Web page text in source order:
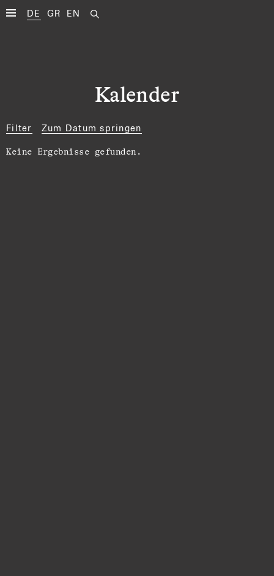
DE GR EN
Kalender
Filter Zum Datum springen
Keine Ergebnisse gefunden.